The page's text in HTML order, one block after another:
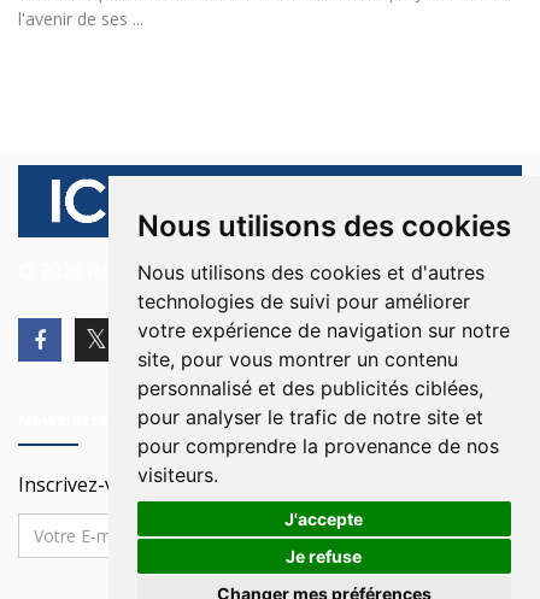
Nous utilisons des cookies
Nous utilisons des cookies et d'autres
technologies de suivi pour améliorer
votre expérience de navigation sur notre
site, pour vous montrer un contenu
personnalisé et des publicités ciblées,
pour analyser le trafic de notre site et
pour comprendre la provenance de nos
visiteurs.
J'accepte
Je refuse
Changer mes préférences
l'avenir de ses ...
© 2026 Ici Beyrouth. Tous les droits sont réservés.
Inscrivez-vous à notre Newsletter